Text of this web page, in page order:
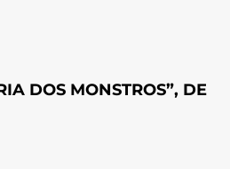
DOS MONSTROS”, DE